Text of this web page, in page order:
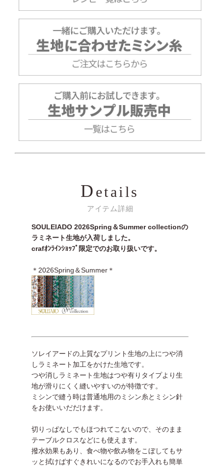
D etails
アイテム詳細
SOULEIADO 2026Spring＆Summer collectionの
ラミネート生地が入荷しました。
crafｵﾝﾗｲﾝｼｮｯﾌﾟ限定でのお取り扱いです。
＊2026Spring＆Summer＊
ソレイアードの上質なプリント生地の上につや消
しラミネート加工をかけた生地です。
つや消しラミネート生地はつや有りタイプより生
地が滑りにくく縫いやすいのが特徴です。
ミシンで縫う時は普通地用のミシン糸とミシン針
をお使いいだだけます。
切りっぱなしでもほつれてこないので、そのまま
テーブルクロスなどにも使えます。
撥水効果もあり、食べ物や飲み物をこぼしてもサ
ッと拭けばすぐきれいになるのでお手入れも簡単